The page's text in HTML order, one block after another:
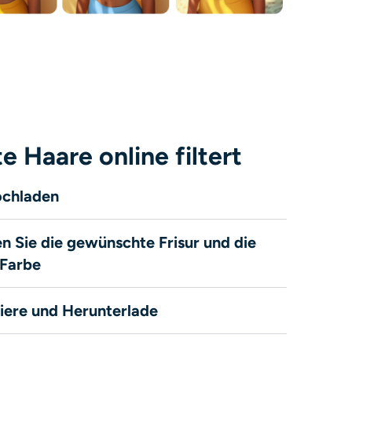
Haare online filtert
Sie die gewünschte Frisur und die
und Herunterlade